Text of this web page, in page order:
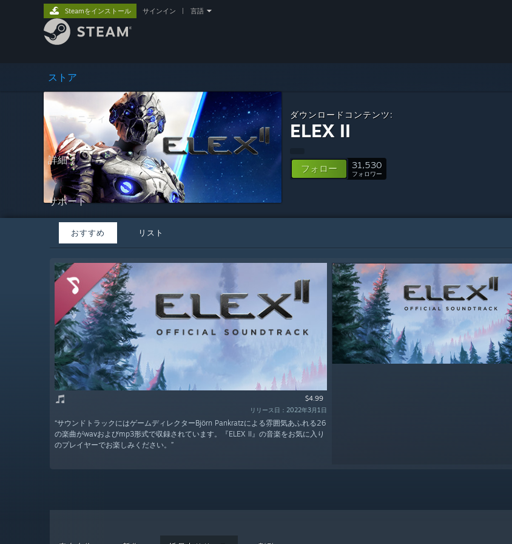
ストア
コミュニティ
詳細
サポート
Steamをインストール サインイン 言語
ダウンロードコンテンツ:
ELEX II
フォロー 31,530
フォロワー
おすすめ リスト
$4.99
リリース日：2022年3月1日
“サウンドトラックにはゲームディレクターBjörn Pankratzによる雰囲気あふれる26
の楽曲がwavおよびmp3形式で収録されています。『ELEX II』の音楽をお気に入り
のプレイヤーでお楽しみください。”